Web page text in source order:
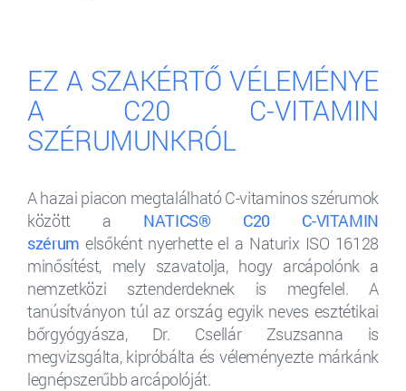
EZ A SZAKÉRTŐ VÉLEMÉNYE
A C20 C-VITAMIN
SZÉRUMUNKRÓL
A hazai piacon megtalálható C-vitaminos szérumok
között a NATICS® C20 C-VITAMIN
szérum elsőként nyerhette el a Naturix ISO 16128
minősítést, mely szavatolja, hogy arcápolónk a
nemzetközi sztenderdeknek is megfelel. A
tanúsítványon túl az ország egyik neves esztétikai
bőrgyógyásza, Dr. Csellár Zsuzsanna is
megvizsgálta, kipróbálta és véleményezte márkánk
legnépszerűbb arcápolóját.